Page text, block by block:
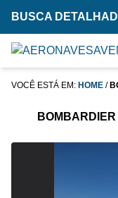
BUSCA
VOCÊ ESTÁ EM: HOME /